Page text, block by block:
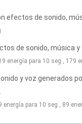
efectos de sonido,
de sonido, música y
energía para 10 seg ,
y voz generados
energía para 10 seg , 89